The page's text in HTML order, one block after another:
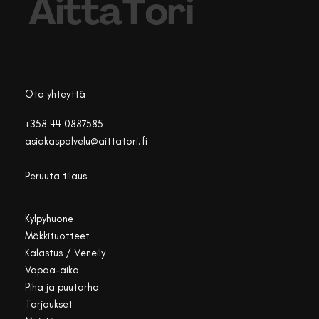
Ota yhteyttä
+358 44 0887585
asiakaspalvelu@aittatori.fi
Peruuta tilaus
Kylpyhuone
Mökkituotteet
Kalastus / Veneily
Vapaa-aika
Piha ja puutarha
Tarjoukset